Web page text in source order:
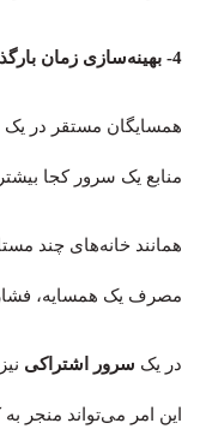
4- بهینه‌سازی زمان
همسایگان مستقر در یک
منابع یک سرور کجا
همانند خانه‌های چند
مصرف یک همسایه،
در یک سرور اشتراکی
این امر می‌تواند منجر